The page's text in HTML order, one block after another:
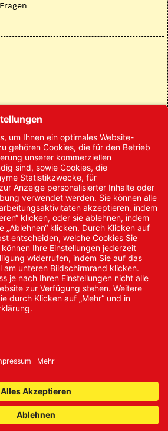
mbH | Alle Rechte
Mehrwertsteuer
Datenschutz Nachhaltigkeit